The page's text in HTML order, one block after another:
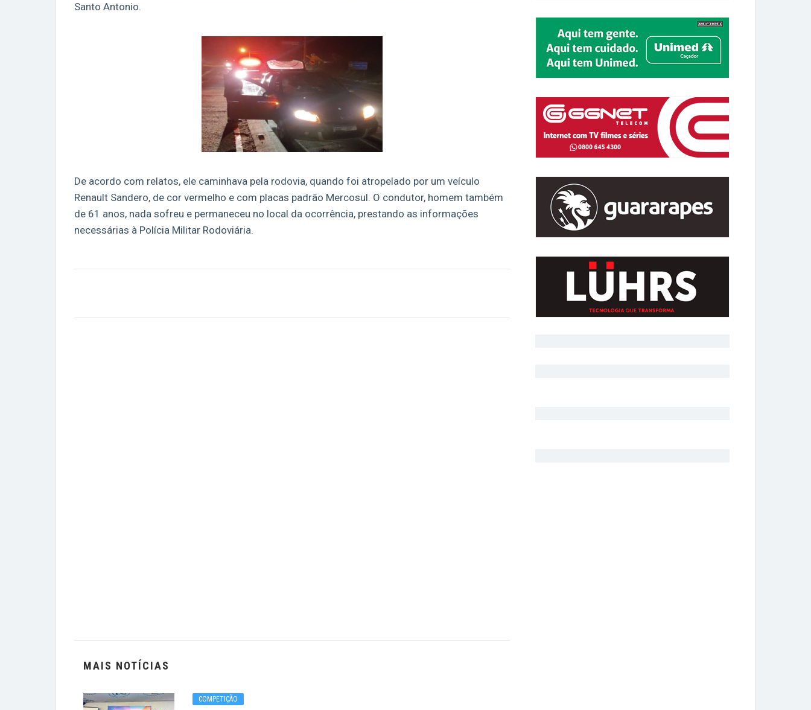
Santo Antonio.
De acordo com relatos, ele caminhava pela rodovia, quando foi atropelado por um veículo
Renault Sandero, de cor vermelho e com placas padrão Mercosul. O condutor, homem também
de 61 anos, nada sofreu e permaneceu no local da ocorrência, prestando as informações
necessárias à Polícia Militar Rodoviária.
MAIS NOTÍCIAS
COMPETIÇÃO